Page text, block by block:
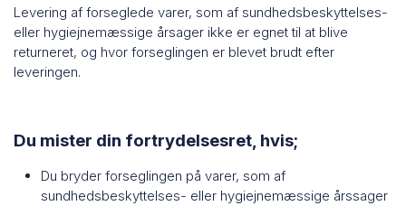
Levering af forseglede varer, som af sundhedsbeskyttelses-
eller hygiejnemæssige årsager ikke er egnet til at blive
returneret, og hvor forseglingen er blevet brudt efter
leveringen.
Du mister din fortrydelsesret, hvis;
Du bryder forseglingen på varer, som af
sundhedsbeskyttelses- eller hygiejnemæssige årssager